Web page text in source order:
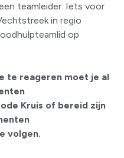
teamleider. Iets voor
in regio
op
te reageren moet je al
Kruis of bereid zijn
volgen.